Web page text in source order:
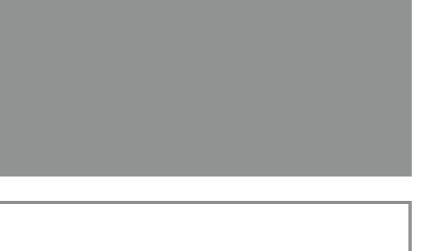
в новом окне))
в новом окне))